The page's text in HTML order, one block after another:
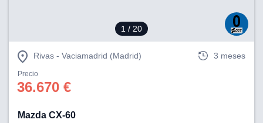
1 / 20
Rivas - Vaciamadrid (Madrid) 3 meses
Precio
36.670 €
Mazda CX-60